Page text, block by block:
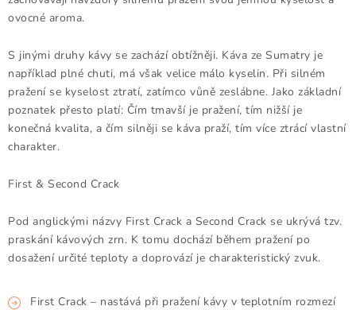
ovocné aroma.
S jinými druhy kávy se zachází obtížněji. Káva ze Sumatry je
například plné chuti, má však velice málo kyselin. Při silném
pražení se kyselost ztratí, zatímco vůně zeslábne. Jako základní
poznatek přesto platí: Čím tmavší je pražení, tím nižší je
konečná kvalita, a čím silněji se káva praží, tím více ztrácí vlastní
charakter.
First & Second Crack
Pod anglickými názvy First Crack a Second Crack se ukrývá tzv.
praskání kávových zrn. K tomu dochází během pražení po
dosažení určité teploty a doprovází je charakteristický zvuk.
First Crack – nastává při pražení kávy v teplotním rozmezí